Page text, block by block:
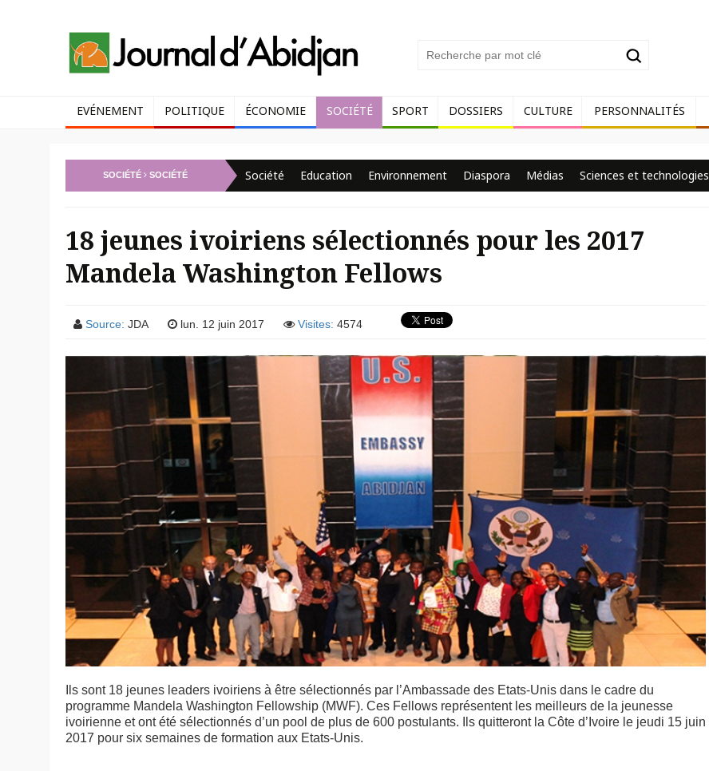
EVÉNEMENT POLITIQUE ÉCONOMIE SOCIÉTÉ SPORT DOSSIERS CULTURE PERSONNALITÉS
SOCIÉTÉ SOCIÉTÉ Société Education Environnement Diaspora Médias Sciences et technologies
18 jeunes ivoiriens sélectionnés pour les 2017
Mandela Washington Fellows
Source: JDA lun. 12 juin 2017 Visites: 4574
Ils sont 18 jeunes leaders ivoiriens à être sélectionnés par l’Ambassade des Etats-Unis dans le cadre du
programme Mandela Washington Fellowship (MWF). Ces Fellows représentent les meilleurs de la jeunesse
ivoirienne et ont été sélectionnés d’un pool de plus de 600 postulants. Ils quitteront la Côte d’Ivoire le jeudi 15 juin
2017 pour six semaines de formation aux Etats-Unis.